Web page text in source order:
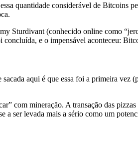
quantidade considerável de Bitcoins
Sturdivant (conhecido online como
e o impensável aconteceu:
aqui é que essa foi a primeira vez
com mineração. A transação das
ser levada mais a sério como um